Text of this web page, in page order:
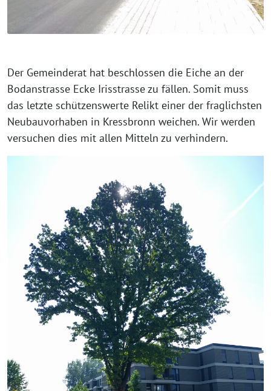
Der Gemeinderat hat beschlos­sen die Eiche an der
Bodanstrasse Ecke Irisstrasse zu fäl­len. Somit muss
das letz­te schüt­zens­wer­te Relikt einer der frag­lichs­ten
Neubauvorhaben in Kressbronn wei­chen. Wir wer­den
ver­su­chen dies mit allen Mitteln zu verhindern.